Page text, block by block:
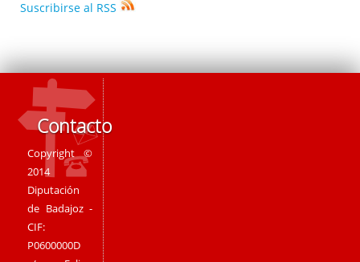
Suscribirse al RSS
Contacto
Copyright ©
2014
Diputación
de Badajoz -
CIF:
P0600000D